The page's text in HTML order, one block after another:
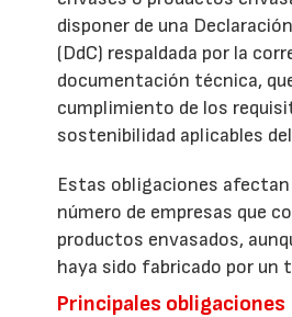
disponer de una
(DdC) respaldada por la
documentación técnica,
cumplimiento de los
sostenibilidad aplicables
Estas obligaciones afectan
número de empresas que
productos envasados,
haya sido fabricado por un
Principales obligaciones